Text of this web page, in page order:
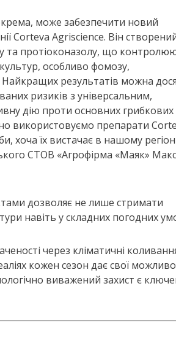
може забезпечити новий
Corteva Agriscience. Він
та протіоконазолу, що
особливо фомозу,
Найкращих результатів можна
ризиків з універсальним,
дію проти основних грибкових
використовуємо препарати
їх вистачає в нашому
СТОВ «Агрофірма «Маяк»
дозволяє не лише стримати
навіть у складних погодних
через кліматичні
кожен сезон дає свої
виважений захист є